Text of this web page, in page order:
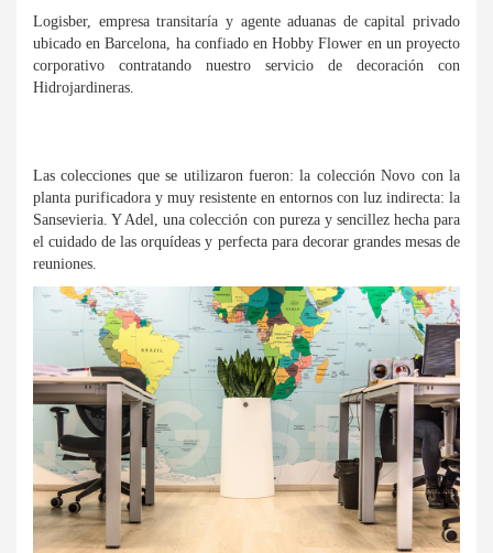
Logisber, empresa transitaría y agente aduanas de capital privado
ubicado en Barcelona, ha confiado en Hobby Flower en un proyecto
corporativo contratando nuestro servicio de decoración con
Hidrojardineras.
Las colecciones que se utilizaron fueron: la colección Novo con la
planta purificadora y muy resistente en entornos con luz indirecta: la
Sansevieria. Y Adel, una colección con pureza y sencillez hecha para
el cuidado de las orquídeas y perfecta para decorar grandes mesas de
reuniones.